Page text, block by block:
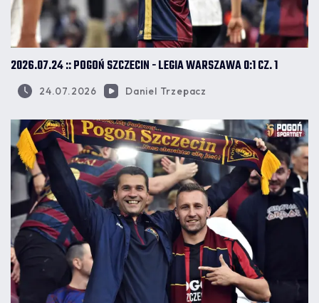
2026.07.24 :: POGOŃ SZCZECIN - LEGIA WARSZAWA 0:1 CZ. 1
24.07.2026 Daniel Trzepacz